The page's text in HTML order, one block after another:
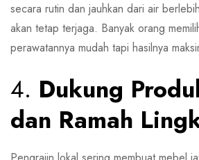
secara rutin dan jauhkan dari air
akan tetap terjaga. Banyak orang
perawatannya mudah tapi hasilnya
4. Dukung
dan Ramah